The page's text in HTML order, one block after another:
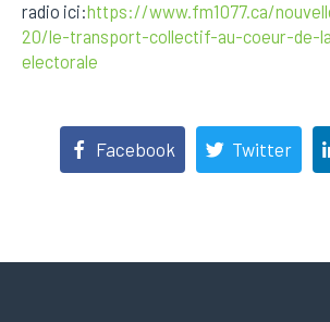
radio ici:https://www.fm1077.ca/
20/le-transport-collectif-au-coeur-de-
electorale
Facebook Twitter